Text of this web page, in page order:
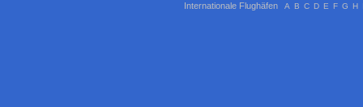
Internationale Flughäfen
A B C D E F G H